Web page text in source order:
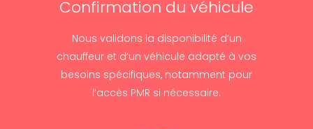
Confirmation du véhicule
Nous validons la disponibilité d’un
chauffeur et d’un véhicule adapté à vos
besoins spécifiques, notamment pour
l’accès PMR si nécessaire.